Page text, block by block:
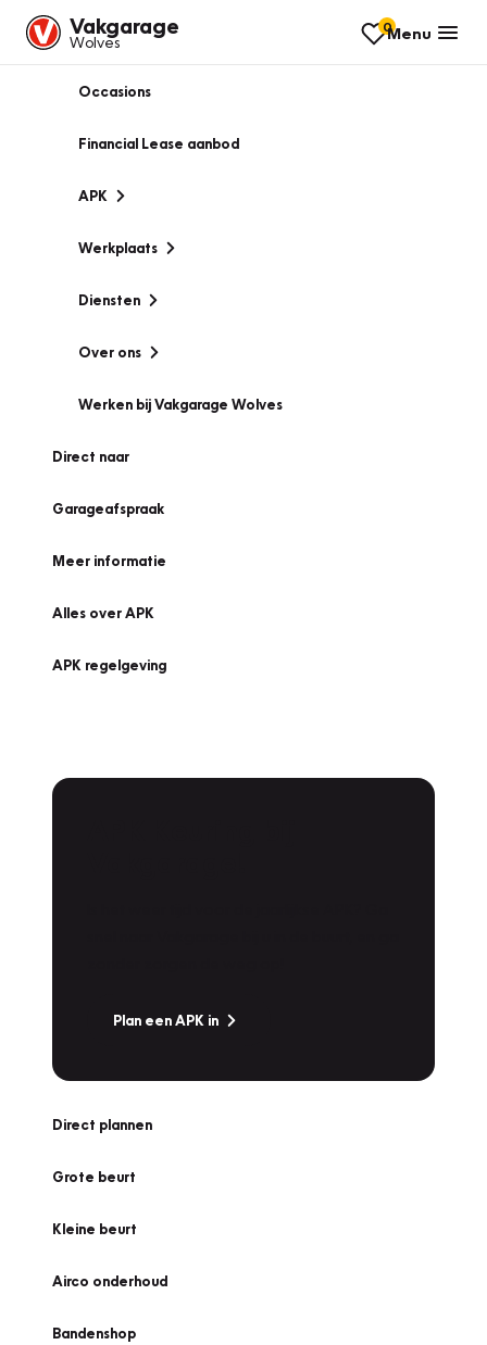
Vakgarage
Wolves
0Menu
Occasions
Financial Lease aanbod
APK
Werkplaats
Diensten
Over ons
Werken bij Vakgarage Wolves
Direct naar
Garageafspraak
Meer informatie
Alles over APK
APK regelgeving
Plan een APK in
Direct plannen
Grote beurt
Kleine beurt
Airco onderhoud
Bandenshop